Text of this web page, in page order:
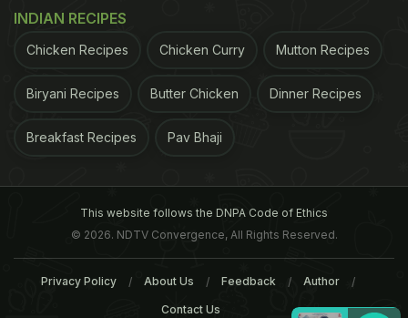
INDIAN RECIPES
Chicken Recipes Chicken Curry Mutton Recipes
Biryani Recipes Butter Chicken Dinner Recipes
Breakfast Recipes Pav Bhaji
This website follows the DNPA Code of Ethics
© 2026. NDTV Convergence, All Rights Reserved.
Privacy Policy About Us Feedback Author
Contact Us